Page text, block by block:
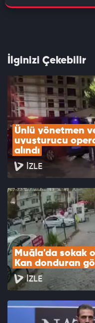
İlginizi Çekebilir
Ünlü yönetmen
uyuşturucu
alındı
İZLE
Muğla'da sokak
Kan donduran
İZLE